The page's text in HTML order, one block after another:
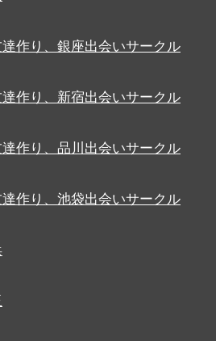
作り、銀座出会いサークル
作り、新宿出会いサークル
作り、品川出会いサークル
作り、池袋出会いサークル